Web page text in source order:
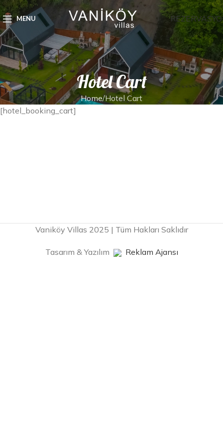
MENU
Hotel Cart
Home Hotel Cart
[hotel_booking_cart]
Vaniköy Villas 2025 | Tüm Hakları Saklıdır
Tasarım & Yazılım Reklam Ajansı